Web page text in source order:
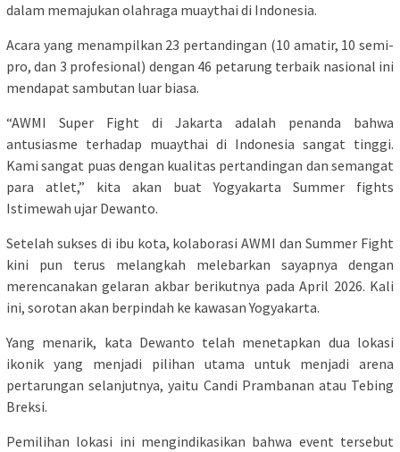
dalam memajukan olahraga muaythai di Indonesia.
Acara yang menampilkan 23 pertandingan (10 amatir, 10 semi-
pro, dan 3 profesional) dengan 46 petarung terbaik nasional ini
mendapat sambutan luar biasa.
“AWMI Super Fight di Jakarta adalah penanda bahwa
antusiasme terhadap muaythai di Indonesia sangat tinggi.
Kami sangat puas dengan kualitas pertandingan dan semangat
para atlet,” kita akan buat Yogyakarta Summer fights
Istimewah ujar Dewanto.
Setelah sukses di ibu kota, kolaborasi AWMI dan Summer Fight
kini pun terus melangkah melebarkan sayapnya dengan
merencanakan gelaran akbar berikutnya pada April 2026. Kali
ini, sorotan akan berpindah ke kawasan Yogyakarta.
Yang menarik, kata Dewanto telah menetapkan dua lokasi
ikonik yang menjadi pilihan utama untuk menjadi arena
pertarungan selanjutnya, yaitu Candi Prambanan atau Tebing
Breksi.
Pemilihan lokasi ini mengindikasikan bahwa event tersebut